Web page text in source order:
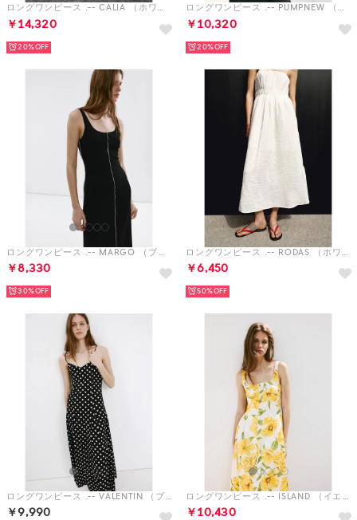
ロングワンピース .-- CALIA （ホワイト）
￥14,320
20%
ロングワンピース .-- PUMPNEW （ブラック）
￥10,320
20%
ロングワンピース .-- MARGO （ブラック）
￥8,330
30%
ロングワンピース .-- RODAS （ホワイト）
￥6,450
50%
ロングワンピース .-- VALENTIN （ブラック）
￥9,990
ロングワンピース .-- ISLAND （イエロー）
￥10,430